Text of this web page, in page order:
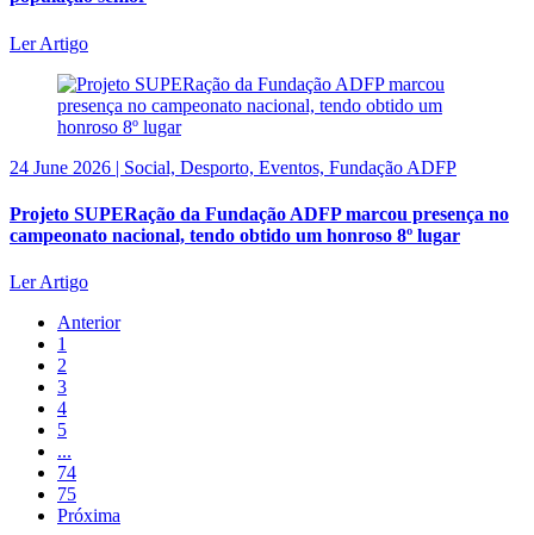
Ler Artigo
24 June 2026 | Social, Desporto, Eventos, Fundação ADFP
Projeto SUPERação da Fundação ADFP marcou presença no
campeonato nacional, tendo obtido um honroso 8º lugar
Ler Artigo
Anterior
1
2
3
4
5
...
74
75
Próxima